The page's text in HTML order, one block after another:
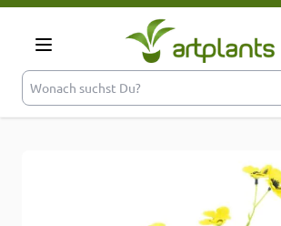
Zum Inhalt springen